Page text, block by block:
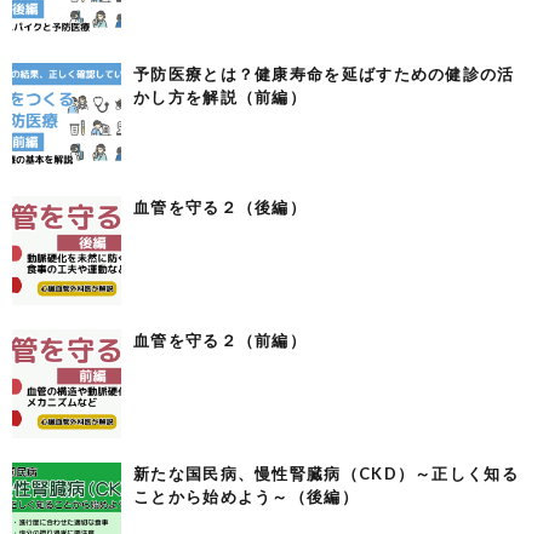
予防医療とは？健康寿命を延ばすための健診の活
かし方を解説（前編）
血管を守る２（後編）
血管を守る２（前編）
新たな国民病、慢性腎臓病（CKD）～正しく知る
ことから始めよう～（後編）